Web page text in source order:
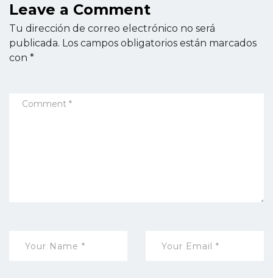
Leave a Comment
Tu dirección de correo electrónico no será
publicada. Los campos obligatorios están marcados
con *